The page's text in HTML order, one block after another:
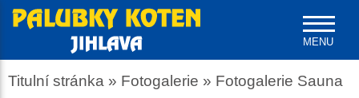
MENU
Titulní stránka » Fotogalerie » Fotogalerie Sauna